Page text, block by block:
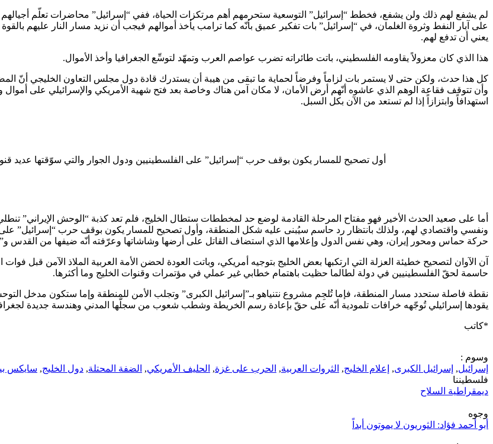
لم يشفع لهم ذلك ولن يشفع، فخطط “إسرائيل” التوسعية ستحرمهم أهم مرتكزات الحياة، ففي “إسرائيل” محاضرات تعلّم
على آبار النفط وثروة الغلمان، في “إسرائيل” بات تفكير عميق بأنّه كما ترامب يأخذ أموالهم فيجب أن نزيد مسار النار عليهم
يعني أن تدفع لهم.
هذا الذي كان معزولاً يقاومه الفلسطيني، باتت طائراته تضرب عواصم العرب وتمهّد لتوسِّع الجغرافيا وأخذ الأموال.
كل هذا حدث، ولكن حتى لا يستمر بات لزاماً وفرضاً لحماية ما تبقى من هيبة أن يستدرك قادة دول مجلس التعاون الخليجي أنّ
وأن تتوقف فقاعة الوهم الذي عاشوه أنّهم أرض الأمان، لا مكان آمن هناك وخاصة بعد فتح شهية الأمريكي والإسرائيلي على أموال
استهدافاً وابتزازاً إذا لم تستعد من الآن بكل السبل.
أول تصحيح للمسار يكون بوقف حرب “إسرائيل” على الفلسطينيين ودول الجوار والتي سوّقتها عديد
أما على صعيد الحدث الأخير فهو مفتاح المرحلة القادمة لوضع حد لمخططات ستطال الخليج، فلم تعد كذبة “الوحش الإيراني”
ونفسي واقتصادي لهم، ولذلك بانتظار رد حاسم سيُبنى عليه شكل المنطقة، وأول تصحيح للمسار يكون بوقف حرب “إسرائيل” على
حركة حماس ومحور إيران، وهي نفس الدول وإعلامها الذي استضاف القاتل على أرضها وشاشاتها وعرّفته أنّه ضيفها من القدس
آن الآوان لتصحيح خطيئة العزلة التي ارتكبها بعض الخليج بتوجيه أمريكي، وباتت العودة لحضن الأمة العربية الملاذ الآمن قبل فوات
حاسمة لحقّ الفلسطينيين في دولة لطالما حظيت باهتمام خطابي غير عملي في مؤتمرات وقنوات الخليج وما أكثرها.
نقطة فاصلة ستحدد مسار المنطقة، فإما تُلجِم مشروع نتنياهو بـ”إسرائيل الكبرى” وتجلب الأمن للمنطقة وإما ستكون مدخل
يقودها إسرائيلي تُوجّهه خرافات تلمودية أنّه على حقّ بإعادة رسم الخريطة وشطب شعوب من سجلّها المدني وهندسة جديدة
*كاتب
وسوم :
إسرائيل, إسرائيل الكبرى, إعلام الخليج, الثروات العربية, الحرب على غزة, الحليف الأمريكي, الضفة المحتلة, دول الخليج, سايكس
فلسطيننا
ديمقراطية السلاح
وجوه
أبو أحمد فؤاد: الثوريون لا يموتون أبداً